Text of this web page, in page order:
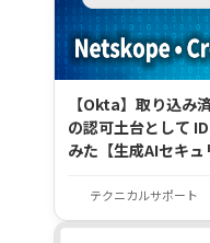
【Okta】取り込み
の認可土台として
みた【生成AIセキュ
テクニカルサポート